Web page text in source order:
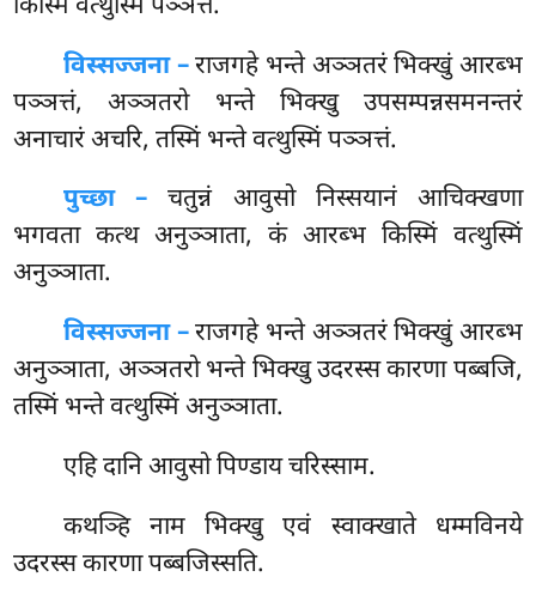
किस्मिं वत्थुस्मिं पञ्ञत्तं.
विस्सज्जना –राजगहे भन्ते अञ्ञतरं भिक्खुं आरब्भ
पञ्ञत्तं, अञ्ञतरो भन्ते भिक्खु उपसम्पन्नसमनन्तरं
अनाचारं अचरि, तस्मिं भन्ते वत्थुस्मिं पञ्ञत्तं.
पुच्छा – चतुन्नं आवुसो निस्सयानं आचिक्खणा
भगवता कत्थ अनुञ्ञाता, कं आरब्भ किस्मिं वत्थुस्मिं
अनुञ्ञाता.
विस्सज्जना –राजगहे भन्ते अञ्ञतरं भिक्खुं आरब्भ
अनुञ्ञाता, अञ्ञतरो भन्ते भिक्खु उदरस्स कारणा पब्बजि,
तस्मिं भन्ते वत्थुस्मिं अनुञ्ञाता.
एहिदानि आवुसो पिण्डाय चरिस्साम.
कथञ्हि नाम भिक्खु एवं स्वाक्खाते धम्मविनये
उदरस्स कारणा पब्बजिस्सति.